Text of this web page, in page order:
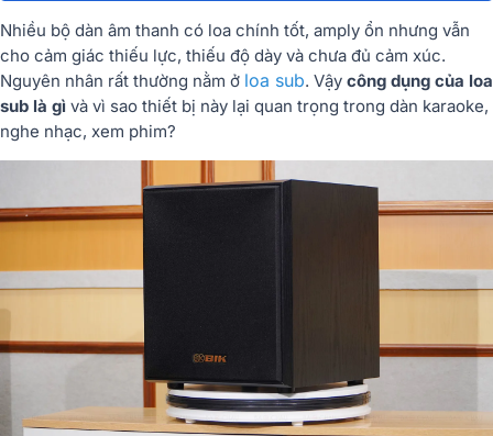
Nhiều bộ dàn âm thanh có loa chính tốt, amply ổn nhưng vẫn
cho cảm giác thiếu lực, thiếu độ dày và chưa đủ cảm xúc.
Nguyên nhân rất thường nằm ở loa sub. Vậy công dụng của loa
sub là gì và vì sao thiết bị này lại quan trọng trong dàn karaoke,
nghe nhạc, xem phim?